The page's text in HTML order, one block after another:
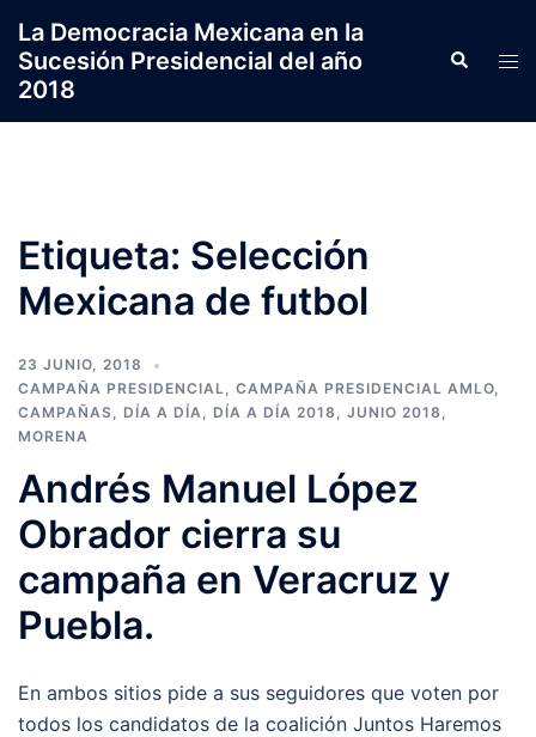
contenido
La Democracia Mexicana en la
Sucesión Presidencial del año
2018
Search
Etiqueta: Selección
Mexicana de futbol
23 JUNIO, 2018
CAMPAÑA PRESIDENCIAL, CAMPAÑA PRESIDENCIAL AMLO,
CAMPAÑAS, DÍA A DÍA, DÍA A DÍA 2018 , JUNIO 2018 ,
MORENA
Andrés Manuel López
Obrador cierra su
campaña en Veracruz y
Puebla.
En ambos sitios pide a sus seguidores que voten por
todos los candidatos de la coalición Juntos Haremos